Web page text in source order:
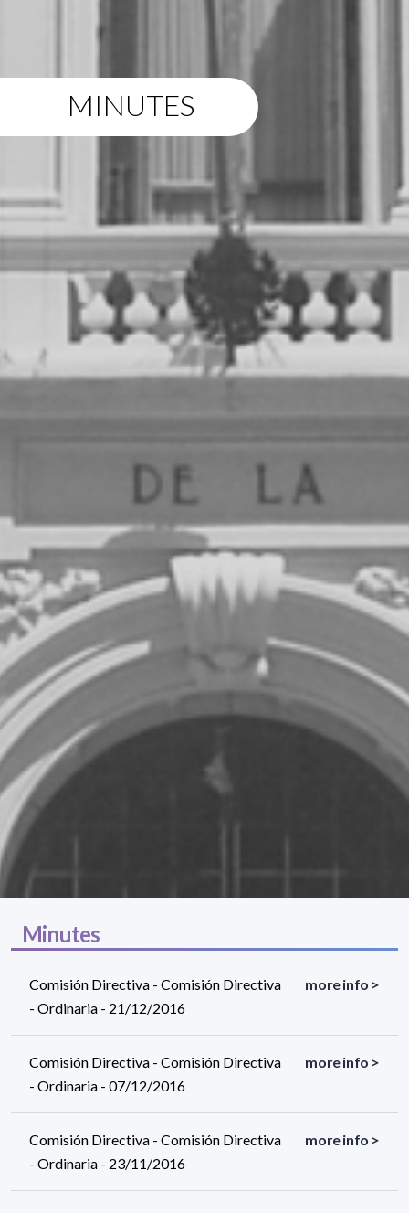
MINUTES
Minutes
Comisión Directiva - Comisión Directiva
- Ordinaria - 21/12/2016
more info >
Comisión Directiva - Comisión Directiva
- Ordinaria - 07/12/2016
more info >
Comisión Directiva - Comisión Directiva
- Ordinaria - 23/11/2016
more info >